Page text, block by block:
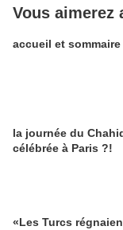
Vous aimerez
accueil et
la journée du
célébrée à Paris ?!
«Les Turcs